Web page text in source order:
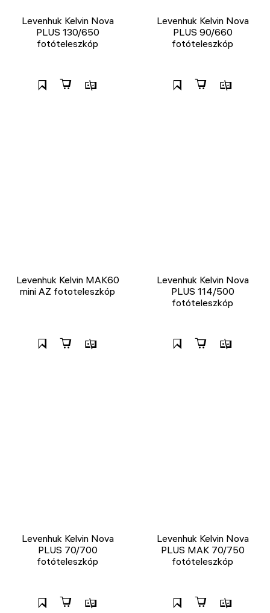
Levenhuk Kelvin Nova
PLUS 130/650
fotóteleszkóp
Levenhuk Kelvin Nova
PLUS 90/660
fotóteleszkóp
Levenhuk Kelvin MAK60
mini AZ fototeleszkóp
Levenhuk Kelvin Nova
PLUS 114/500
fotóteleszkóp
Levenhuk Kelvin Nova
PLUS 70/700
fotóteleszkóp
Levenhuk Kelvin Nova
PLUS MAK 70/750
fotóteleszkóp